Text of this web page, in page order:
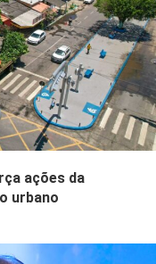
ações da
urbano